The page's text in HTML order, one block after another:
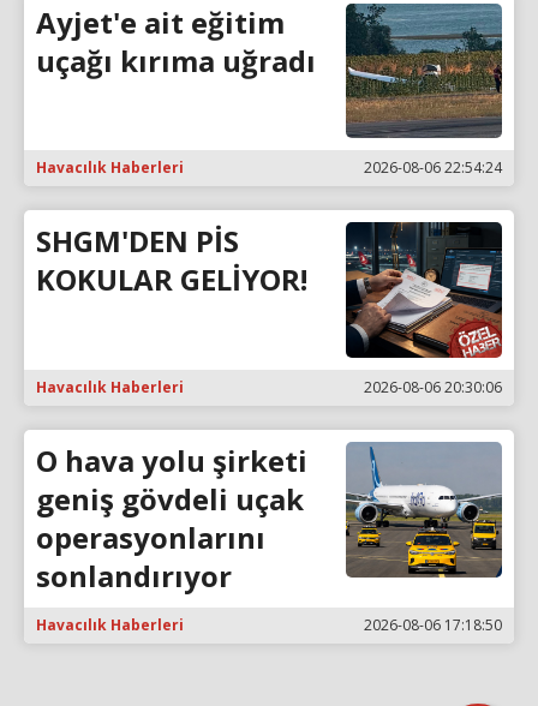
Ayjet'e ait eğitim
uçağı kırıma uğradı
Havacılık Haberleri 2026-08-06 22:54:24
SHGM'DEN PİS
KOKULAR GELİYOR!
Havacılık Haberleri 2026-08-06 20:30:06
O hava yolu şirketi
geniş gövdeli uçak
operasyonlarını
sonlandırıyor
Havacılık Haberleri 2026-08-06 17:18:50